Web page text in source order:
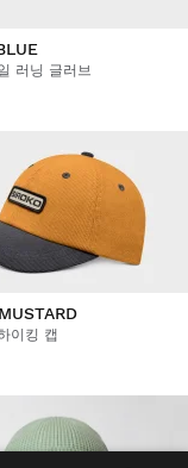
러닝 글러브
이킹 캡